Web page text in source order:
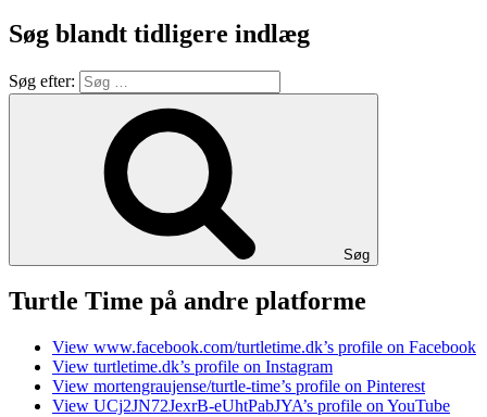
Søg blandt tidligere indlæg
Søg efter:
Søg
Turtle Time på andre platforme
View www.facebook.com/turtletime.dk’s profile on Facebook
View turtletime.dk’s profile on Instagram
View mortengraujense/turtle-time’s profile on Pinterest
View UCj2JN72JexrB-eUhtPabJYA’s profile on YouTube